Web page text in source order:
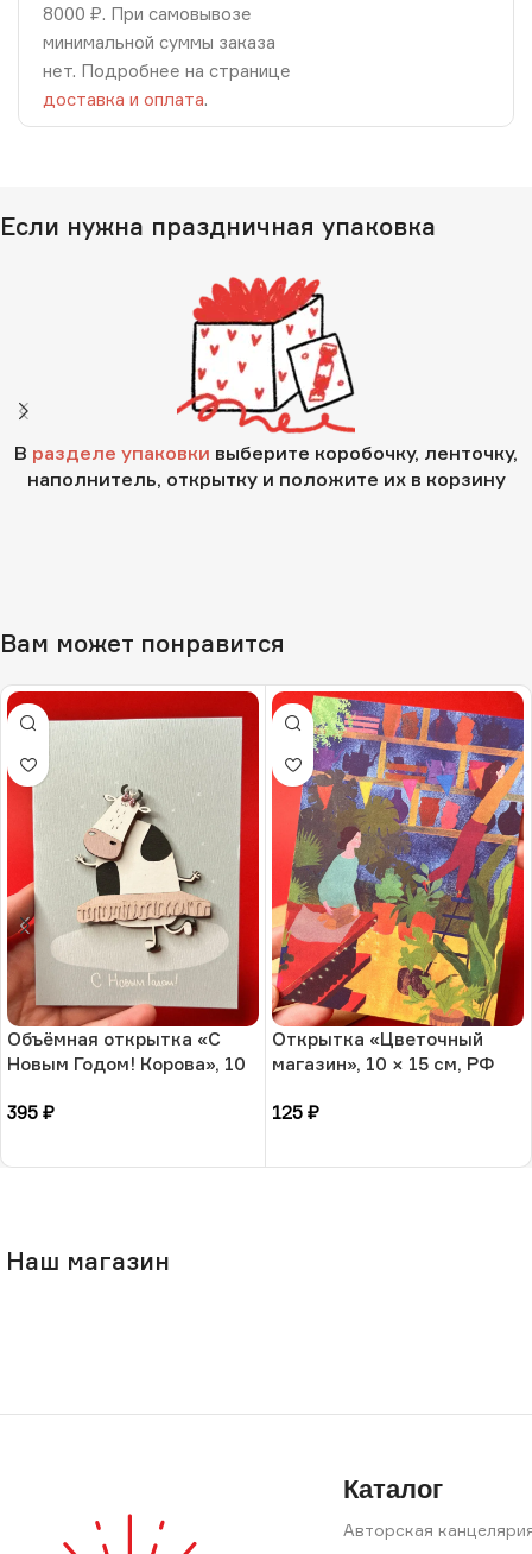
8000 ₽. При самовывозе
минимальной суммы заказа
нет. Подробнее на странице
доставка и оплата.
Если нужна праздничная упаковка
В разделе упаковки выберите коробочку, ленточку,
наполнитель, открытку и положите их в корзину
Вам может понравится
Объёмная открытка «С
Новым Годом! Корова», 10
395 ₽
Открытка «Цветочный
магазин», 10 × 15 см, РФ
125 ₽
Наш магазин
Каталог
Авторская